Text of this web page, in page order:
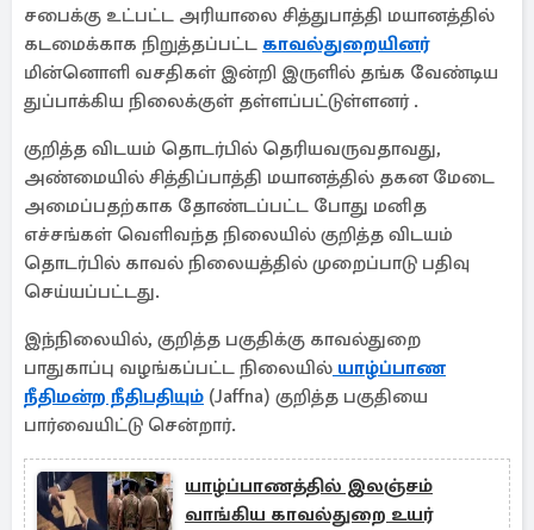
சபைக்கு உட்பட்ட அரியாலை சித்துபாத்தி மயானத்தில்
கடமைக்காக நிறுத்தப்பட்ட காவல்துறையினர்
மின்னொளி வசதிகள் இன்றி இருளில் தங்க வேண்டிய
துப்பாக்கிய நிலைக்குள் தள்ளப்பட்டுள்ளனர் .
குறித்த விடயம் தொடர்பில் தெரியவருவதாவது,
அண்மையில் சித்திப்பாத்தி மயானத்தில் தகன மேடை
அமைப்பதற்காக தோண்டப்பட்ட போது மனித
எச்சங்கள் வெளிவந்த நிலையில் குறித்த விடயம்
தொடர்பில் காவல் நிலையத்தில் முறைப்பாடு பதிவு
செய்யப்பட்டது.
இந்நிலையில், குறித்த பகுதிக்கு காவல்துறை
பாதுகாப்பு வழங்கப்பட்ட நிலையில் யாழ்ப்பாண
நீதிமன்ற நீதிபதியும் (Jaffna) குறித்த பகுதியை
பார்வையிட்டு சென்றார்.
யாழ்ப்பாணத்தில் இலஞ்சம்
வாங்கிய காவல்துறை உயர்